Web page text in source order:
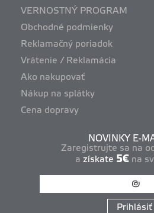
VERNOSTNÝ PROGRAM
Obchodné podmienky
Reklamačný poriadok
Vrátenie / Reklamácia
Ako nakupovať
Nákup na splátky
Cena dopravy
NOVINKY E-
Zaregistrujte sa na
a získate 5€ na
Prihlásiť